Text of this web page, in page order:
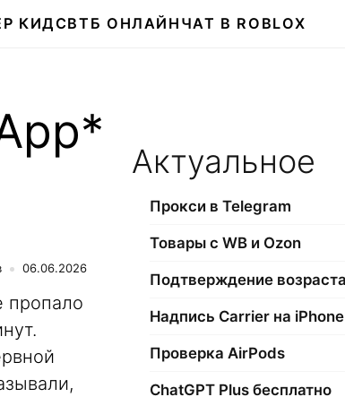
КИДСВТБ ОНЛАЙН ЧАТ В ROBLOX
06.06.2026
пропало
Актуальное
Прокси в Telegram
Товары с WB и Ozon
Надпись Carrier на iPhone
Проверка AirPods
ChatGPT Plus бесплатно